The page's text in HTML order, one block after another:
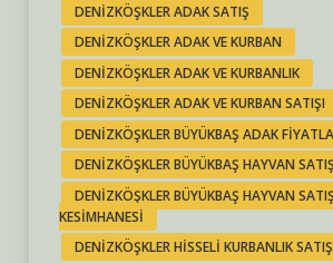
DENIZKÖŞKLER ADAK SATIŞ
DENIZKÖŞKLER ADAK VE KURBAN
DENIZKÖŞKLER ADAK VE KURBANLIK
DENIZKÖŞKLER ADAK VE KURBAN SATIŞI
DENIZKÖŞKLER BÜYÜKBAŞ ADAK
DENIZKÖŞKLER BÜYÜKBAŞ HAYVAN
DENIZKÖŞKLER BÜYÜKBAŞ HAYVAN
KESIMHANESI
DENIZKÖŞKLER HISSELI KURBANLIK